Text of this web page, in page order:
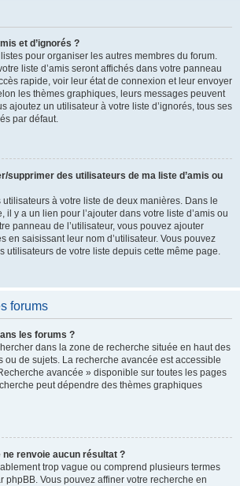
et d’ignorés ?
pour organiser les autres membres du forum.
liste d’amis seront affichés dans votre panneau
rapide, voir leur état de connexion et leur envoyer
les thèmes graphiques, leurs messages peuvent
ajoutez un utilisateur à votre liste d’ignorés, tous ses
par défaut.
supprimer des utilisateurs de ma liste d’amis ou
à votre liste de deux manières. Dans le
il y a un lien pour l’ajouter dans votre liste d’amis ou
panneau de l’utilisateur, vous pouvez ajouter
en saisissant leur nom d’utilisateur. Vous pouvez
utilisateurs de votre liste depuis cette même page.
forums
les forums ?
dans la zone de recherche située en haut des
ou de sujets. La recherche avancée est accessible
avancée » disponible sur toutes les pages
peut dépendre des thèmes graphiques
renvoie aucun résultat ?
trop vague ou comprend plusieurs termes
phpBB. Vous pouvez affiner votre recherche en